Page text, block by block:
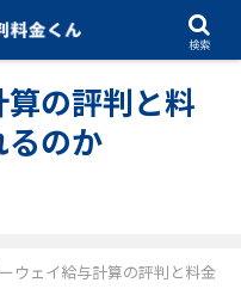
08.07.2025
の評判と料
のか
ウェイ給与計算の評判と料金
検索